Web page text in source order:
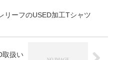
リーフのUSED加工Tシャツ
取扱い